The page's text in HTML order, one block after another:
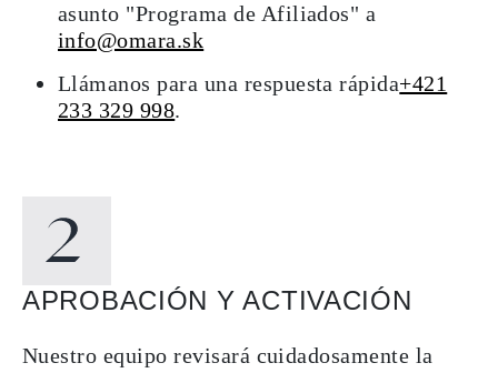
asunto "Programa de Afiliados" a
info@omara.sk
Llámanos para una respuesta rápida+421
233 329 998.
APROBACIÓN Y ACTIVACIÓN
Nuestro equipo revisará cuidadosamente la